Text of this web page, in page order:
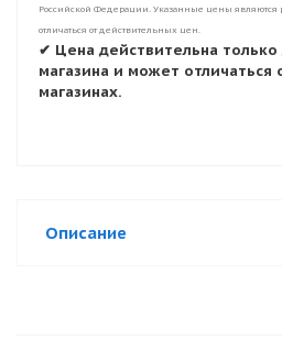
Российской Федерации. Указанные цены
отличаться от действительных цен.
✔ Цена действительна
магазина и может отличаться
магазинах.
Описание